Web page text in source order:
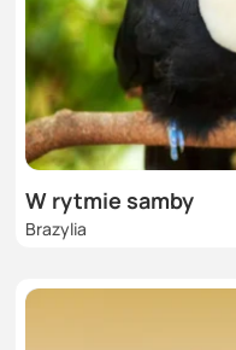
W rytmie samby
Brazylia